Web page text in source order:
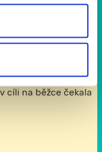
krásnou běžeckou
Ribbon Run.
cíli na běžce čekala